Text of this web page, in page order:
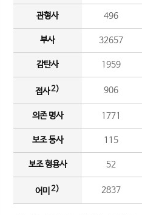
관형사 496
부사 32657
감탄사 1959
접사2) 906
의존 명사 1771
보조 동사 115
보조 형용사 52
어미 2) 2837